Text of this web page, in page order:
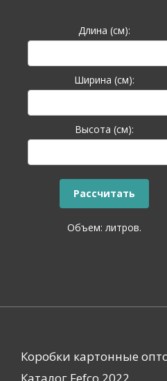
Длина (см):
Ширина (см):
Высота (см):
Объем: литров.
Коробки картонные